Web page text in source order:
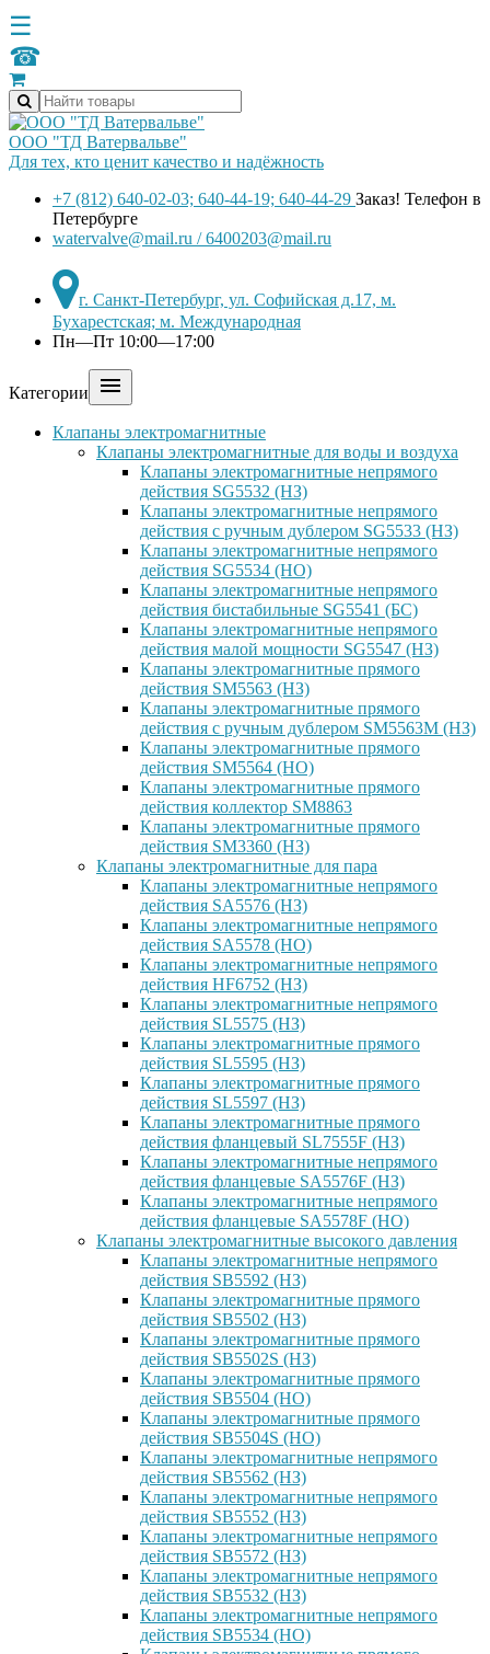
☰
☎
ООО "ТД Ватервальве"
Для тех, кто ценит качество и надёжность
+7 (812) 640-02-03; 640-44-19; 640-44-29 Заказ! Телефон в
Петербурге
watervalve@mail.ru / 6400203@mail.ru
г. Санкт-Петербург, ул. Софийская д.17, м.
Бухарестская; м. Международная
Пн—Пт 10:00—17:00
Категории 
Клапаны электромагнитные
Клапаны электромагнитные для воды и воздуха
Клапаны электромагнитные непрямого
действия SG5532 (НЗ)
Клапаны электромагнитные непрямого
действия с ручным дублером SG5533 (НЗ)
Клапаны электромагнитные непрямого
действия SG5534 (НО)
Клапаны электромагнитные непрямого
действия бистабильные SG5541 (БС)
Клапаны электромагнитные непрямого
действия малой мощности SG5547 (НЗ)
Клапаны электромагнитные прямого
действия SM5563 (НЗ)
Клапаны электромагнитные прямого
действия с ручным дублером SM5563M (НЗ)
Клапаны электромагнитные прямого
действия SM5564 (НО)
Клапаны электромагнитные прямого
дейcтвия коллектор SM8863
Клапаны электромагнитные прямого
действия SM3360 (НЗ)
Клапаны электромагнитные для пара
Клапаны электромагнитные непрямого
действия SA5576 (НЗ)
Клапаны электромагнитные непрямого
действия SA5578 (НО)
Клапаны электромагнитные непрямого
действия HF6752 (НЗ)
Клапаны электромагнитные непрямого
действия SL5575 (НЗ)
Клапаны электромагнитные прямого
действия SL5595 (НЗ)
Клапаны электромагнитные прямого
действия SL5597 (НЗ)
Клапаны электромагнитные прямого
действия фланцевый SL7555F (НЗ)
Клапаны электромагнитные непрямого
действия фланцевые SA5576F (НЗ)
Клапаны электромагнитные непрямого
действия фланцевые SA5578F (НО)
Клапаны электромагнитные высокого давления
Клапаны электромагнитные непрямого
действия SB5592 (НЗ)
Клапаны электромагнитные прямого
действия SB5502 (НЗ)
Клапаны электромагнитные прямого
действия SB5502S (НЗ)
Клапаны электромагнитные прямого
действия SB5504 (НО)
Клапаны электромагнитные прямого
действия SB5504S (НО)
Клапаны электромагнитные непрямого
действия SB5562 (НЗ)
Клапаны электромагнитные непрямого
действия SB5552 (НЗ)
Клапаны электромагнитные непрямого
действия SB5572 (НЗ)
Клапаны электромагнитные непрямого
действия SB5532 (НЗ)
Клапаны электромагнитные непрямого
действия SB5534 (НО)